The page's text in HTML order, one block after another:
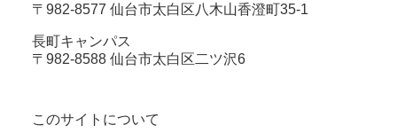
〒982-8577 仙台市太白区八木山香澄町35-1
長町キャンパス
〒982-8588 仙台市太白区二ツ沢6
このサイトについて